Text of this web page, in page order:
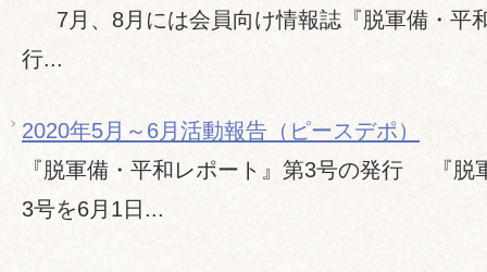
7月、8月には会員向け情報誌『脱軍備・平
行...
2020年5月～6月活動報告（ピースデポ）
『脱軍備・平和レポート』第3号の発行 『脱
3号を6月1日...